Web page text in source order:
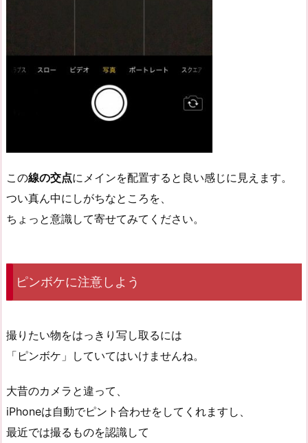
この線の交点にメインを配置すると良い感じに見えます。
つい真ん中にしがちなところを、
ちょっと意識して寄せてみてください。
ピンボケに注意しよう
撮りたい物をはっきり写し取るには
「ピンボケ」していてはいけませんね。
大昔のカメラと違って、
iPhoneは自動でピント合わせをしてくれますし、
最近では撮るものを認識して